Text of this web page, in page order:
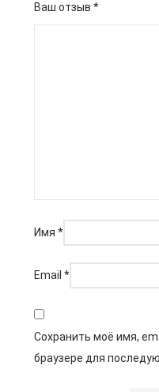
Ваш отзыв *
Имя *
Email *
Сохранить моё имя,
браузере для